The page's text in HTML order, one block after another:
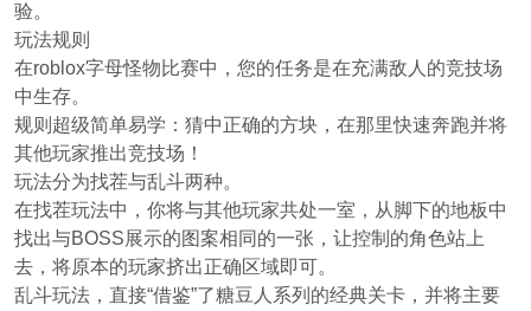
验。
玩法规则
在roblox字母怪物比赛中，您的任务是在充满敌人的竞技场
中生存。
规则超级简单易学：猜中正确的方块，在那里快速奔跑并将
其他玩家推出竞技场！
玩法分为找茬与乱斗两种。
在找茬玩法中，你将与其他玩家共处一室，从脚下的地板中
找出与BOSS展示的图案相同的一张，让控制的角色站上
去，将原本的玩家挤出正确区域即可。
乱斗玩法，直接“借鉴”了糖豆人系列的经典关卡，并将主要